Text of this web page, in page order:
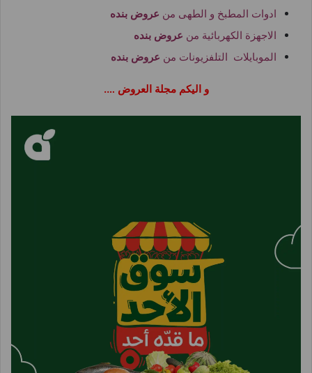
ادوات المطبخ و الطهى من عروض بنده
الاجهزة الكهربائية من عروض بنده
الموبايلات التلفزيونات من عروض بنده
و اليكم مجلة العروض ….